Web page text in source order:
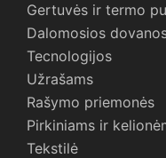
Gertuvės ir termo
Dalomosios
Tecnologijos
Užrašams
Rašymo priemonės
Pirkiniams ir
Tekstilė